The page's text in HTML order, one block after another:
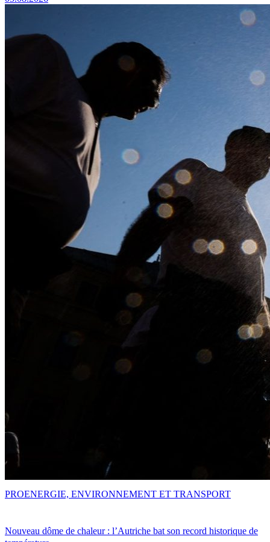
Nouveau dôme de chaleur : l’Autriche bat son record historique de
PROENERGIE, ENVIRONNEMENT ET TRANSPORT